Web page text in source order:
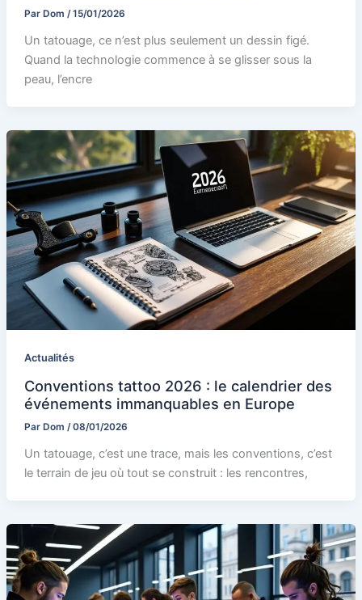
Par Dom /15/01/2026
Un tatouage, ce n’est plus seulement un dessin figé.
Quand la technologie commence à se glisser sous la
peau, l’encre
Actualités
Conventions tattoo 2026 : le calendrier des
événements immanquables en Europe
Par Dom /08/01/2026
Un tatouage, c’est une trace, mais les conventions, c’est
le terrain de jeu où tout se construit : les rencontres,